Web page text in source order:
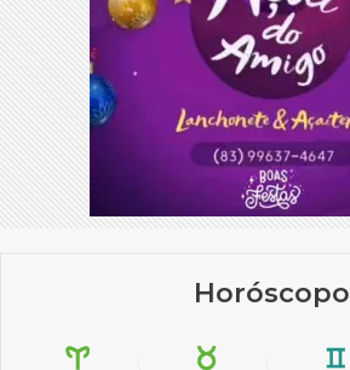
Horóscopo